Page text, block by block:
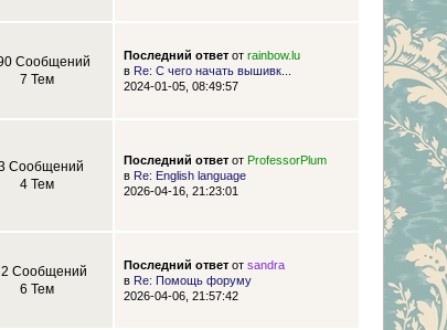
Сообщений
7 Тем
Последний ответот rainbow.lu
в Re: С чего начать вышивк...
2024-01-05, 08:49:57
Сообщений
4 Тем
Последний ответот ProfessorPlum
в Re: English language
2026-04-16, 21:23:01
Сообщений
6 Тем
Последний ответот sandra
в Re: Помощь форуму
2026-04-06, 21:57:42